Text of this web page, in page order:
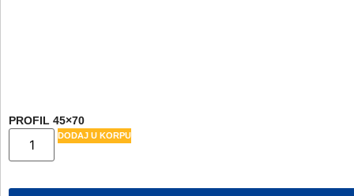
PROFIL 45×70
DODAJ U KORPU